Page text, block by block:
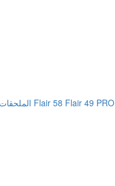
Flair 58 Flair 49 PRO